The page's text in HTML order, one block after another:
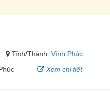
Tỉnh/Thành:Vĩnh Phúc
Xem chi tiết